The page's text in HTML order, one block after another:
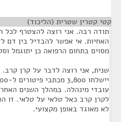
קטי קטרין שטרית (הליכוד)
תודה רבה. אני רוצה להצטרף לכל
האחיות. אי אפשר להבדיל בין דם
מסוים בתחום הרפואה כן יתוגמל
שנית, אני רוצה לדבר על קרן קרב.
עובדי מינהלה. במהלך השנים
לקרן קרב כאל טלאי על טלאי. זו
לא מאוגד באופן מקצועי.